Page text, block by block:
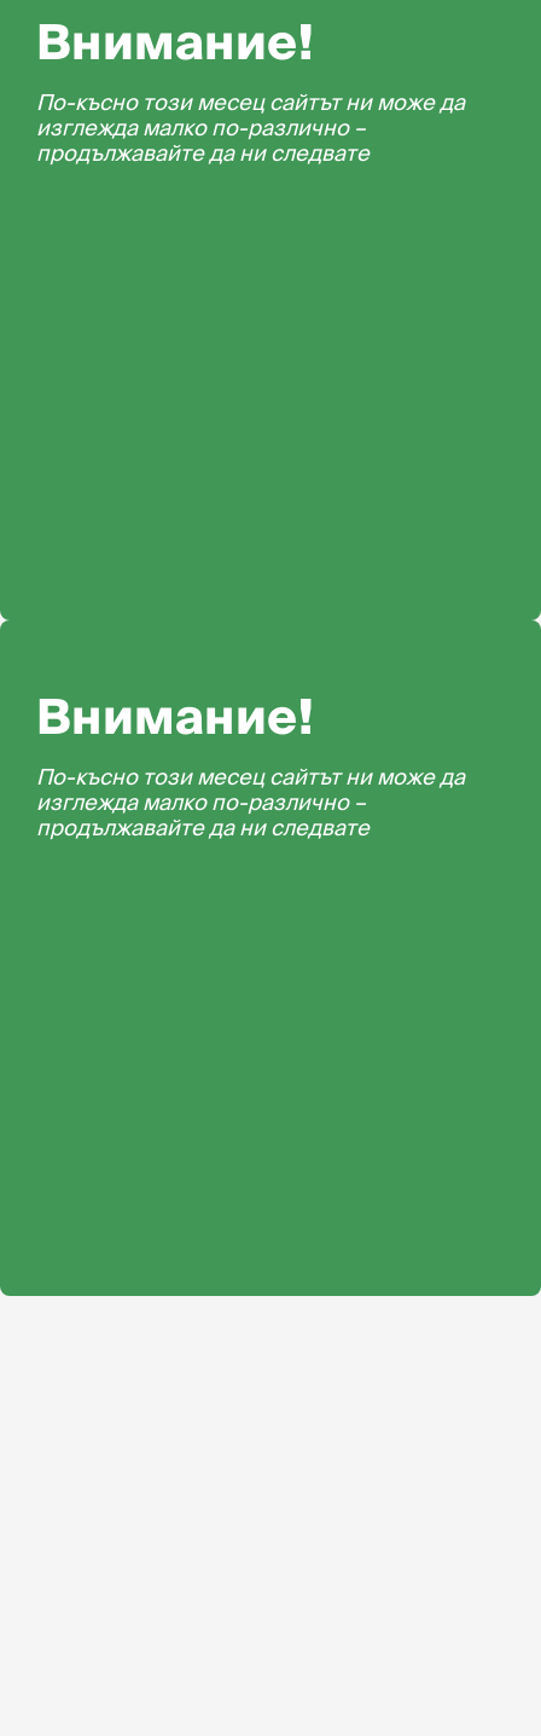
Внимание!
По-късно този месец сайтът ни може да
изглежда малко по-различно –
продължавайте да ни следвате
Внимание!
По-късно този месец сайтът ни може да
изглежда малко по-различно –
продължавайте да ни следвате